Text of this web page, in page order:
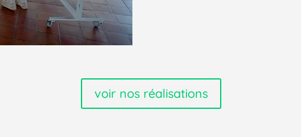
voir nos réalisations